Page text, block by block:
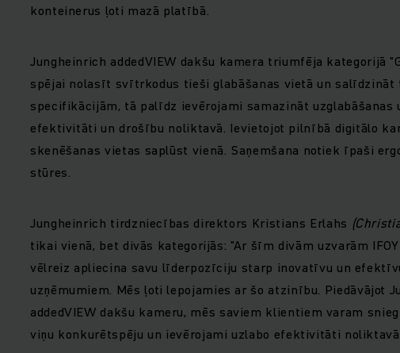
konteinerus ļoti mazā platībā.
Jungheinrich addedVIEW dakšu kamera triumfēja kategorijā
spējai nolasīt svītrkodus tieši glabāšanas vietā un
specifikācijām, tā palīdz ievērojami samazināt uzglabāšanas
efektivitāti un drošību noliktavā. Ievietojot pilnībā digitālo
skenēšanas vietas saplūst vienā. Saņemšana notiek īpaši
stūres.
Jungheinrich tirdzniecības direktors Kristians Erlahs
tikai vienā, bet divās kategorijās: "Ar šīm divām uzvarām
vēlreiz apliecina savu līderpozīciju starp inovatīvu un
uzņēmumiem. Mēs ļoti lepojamies ar šo atzinību. Piedāvājot
addedVIEW dakšu kameru, mēs saviem klientiem varam
viņu konkurētspēju un ievērojami uzlabo efektivitāti